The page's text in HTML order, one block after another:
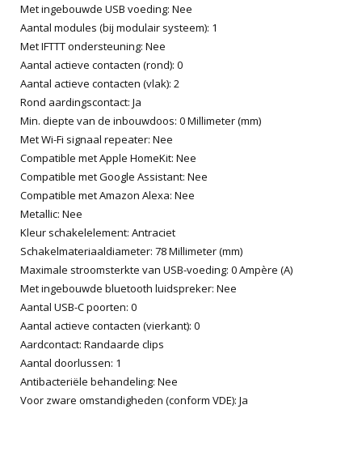
Met ingebouwde USB voeding: Nee
Aantal modules (bij modulair systeem): 1
Met IFTTT ondersteuning: Nee
Aantal actieve contacten (rond): 0
Aantal actieve contacten (vlak): 2
Rond aardingscontact: Ja
Min. diepte van de inbouwdoos: 0 Millimeter (mm)
Met Wi-Fi signaal repeater: Nee
Compatible met Apple HomeKit: Nee
Compatible met Google Assistant: Nee
Compatible met Amazon Alexa: Nee
Metallic: Nee
Kleur schakelelement: Antraciet
Schakelmateriaaldiameter: 78 Millimeter (mm)
Maximale stroomsterkte van USB-voeding: 0 Ampère (A)
Met ingebouwde bluetooth luidspreker: Nee
Aantal USB-C poorten: 0
Aantal actieve contacten (vierkant): 0
Aardcontact: Randaarde clips
Aantal doorlussen: 1
Antibacteriële behandeling: Nee
Voor zware omstandigheden (conform VDE): Ja